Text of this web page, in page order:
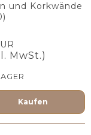
und Korkwände
MwSt.)
Kaufen